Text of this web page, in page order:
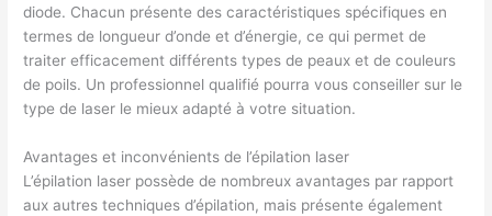
diode. Chacun présente des caractéristiques spécifiques en
termes de longueur d’onde et d’énergie, ce qui permet de
traiter efficacement différents types de peaux et de couleurs
de poils. Un professionnel qualifié pourra vous conseiller sur le
type de laser le mieux adapté à votre situation.
Avantages et inconvénients de l’épilation laser
L’épilation laser possède de nombreux avantages par rapport
aux autres techniques d’épilation, mais présente également